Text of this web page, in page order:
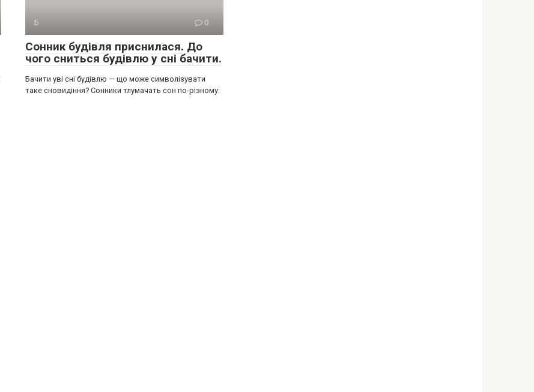
Б 0
Сонник будівля приснилася. До
чого сниться будівлю у сні бачити.
Бачити уві сні будівлю — що може символізувати
таке сновидіння? Сонники тлумачать сон по-різному: